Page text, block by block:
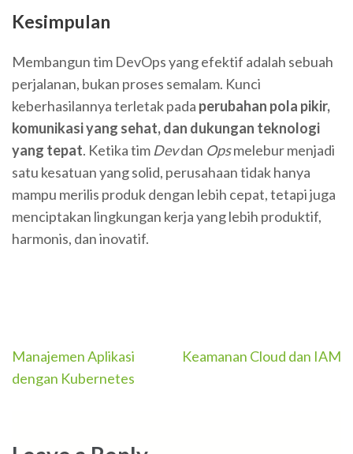
Kesimpulan
Membangun tim DevOps yang efektif adalah sebuah
perjalanan, bukan proses semalam. Kunci
keberhasilannya terletak pada perubahan pola pikir,
komunikasi yang sehat, dan dukungan teknologi
yang tepat. Ketika tim Devdan Opsmelebur menjadi
satu kesatuan yang solid, perusahaan tidak hanya
mampu merilis produk dengan lebih cepat, tetapi juga
menciptakan lingkungan kerja yang lebih produktif,
harmonis, dan inovatif.
Post
navigation
Manajemen Aplikasi
dengan Kubernetes
Keamanan Cloud dan IAM